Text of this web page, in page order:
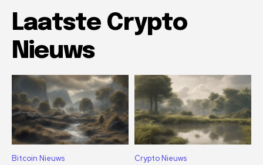
Laatste Crypto
Nieuws
Bitcoin Nieuws Crypto Nieuws